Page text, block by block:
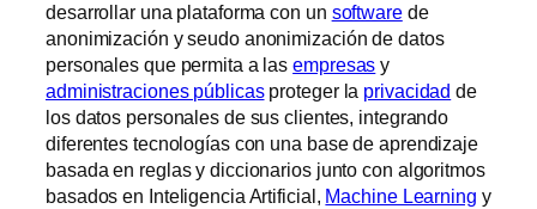
desarrollar una plataforma con un softwarede
anonimización y seudo anonimización de datos
personales que permita a lasempresas y
administraciones públicasproteger la privacidad de
los datos personales de sus clientes, integrando
diferentes tecnologías con una base de aprendizaje
basada en reglas y diccionarios junto con algoritmos
basados en Inteligencia Artificial, Machine Learning y